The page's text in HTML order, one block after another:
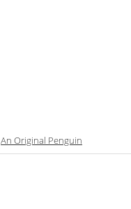
An Original Penguin